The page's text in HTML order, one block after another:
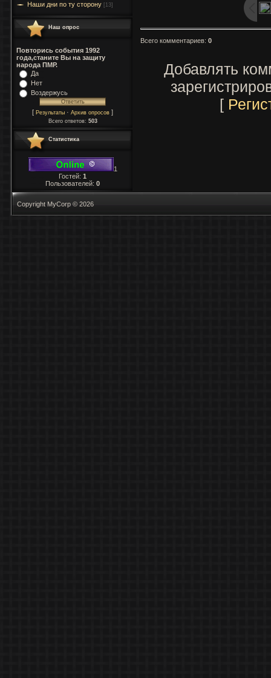
Наши дни по ту сторону [13]
Наш опрос
Повторись события 1992
года,станите Вы на защиту
народа ПМР.
Да
Нет
Воздержусь
[ Результаты · Архив опросов ]
Всего ответов: 503
Статистика
1
Гостей: 1
Пользователей: 0
Всего комментариев: 0
Добавлять
[
Copyright MyCorp © 2026